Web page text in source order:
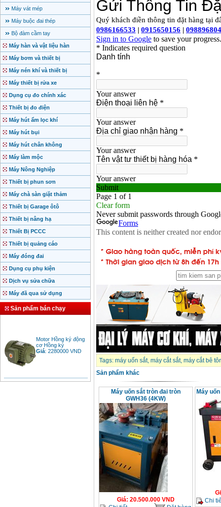
Máy vát mép
Máy buộc đai thép
Bộ đàm cầm tay
Máy hàn và vật liệu hàn
Máy bơm và thiết bị
Máy nén khí và thiết bị
Máy thiết bị rửa xe
Dụng cụ đo chính xác
Thiết bị đo điện
Máy hút ẩm lọc khí
Máy hút bụi
Máy hút chân không
Máy làm mộc
Máy Nông Nghiệp
Thiết bị phun sơn
Máy chà sàn giặt thảm
Thiết bị Garage ôtô
Thiết bị nâng hạ
Thiết Bị PCCC
Thiết bị quảng cáo
Máy đóng đai
Dụng cụ phụ kiện
Dịch vụ sửa chữa
Máy đã qua sử dụng
Sản phẩm bán chạy
cơ Hồng ký
Giá:2280000
Bảng giá động cơ
Tags: máy uốn sắt, máy cắt sắt, máy cắt bê
Sản phẩm khác
Máy uốn sắt tròn đai tròn
GWH36 (4KW)
Giá: 20.500.000 VND
Máy
Chi